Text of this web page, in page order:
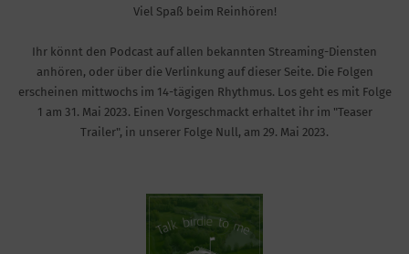
Viel Spaß beim Reinhören!
Ihr könnt den Podcast auf allen bekannten Streaming-Diensten
anhören, oder über die Verlinkung auf dieser Seite. Die Folgen
erscheinen mittwochs im 14-tägigen Rhythmus. Los geht es mit Folge
1 am 31. Mai 2023. Einen Vorgeschmackt erhaltet ihr im "Teaser
Trailer", in unserer Folge Null, am 29. Mai 2023.